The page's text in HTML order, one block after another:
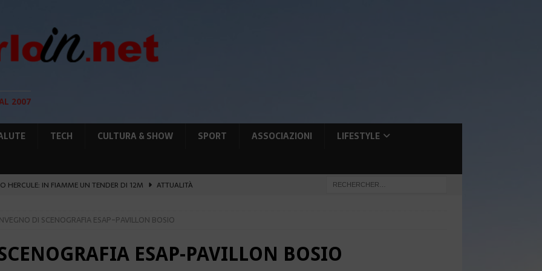
2007
TECH CULTURA & SHOW SPORT ASSOCIAZIONI
LIFESTYLE
HERCULE: IN FIAMME UN TENDER DI 12M
ATTUALITÀ
DI PLACE D’ARMES
ATTUALITÀ
RAFFORZANO LA COOPERAZIONE
ATTUALITÀ
DI SCENOGRAFIA ESAP-PAVILLON BOSIO
ESAP-PAVILLON BOSIO